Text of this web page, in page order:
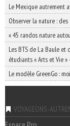
Le Mexique autrement
Observer la nature :
« 45 randos nature
Les BTS de La Baule
étudiants « Arts et Vie »
Le modèle GreenGo :
VOYAGEONS-